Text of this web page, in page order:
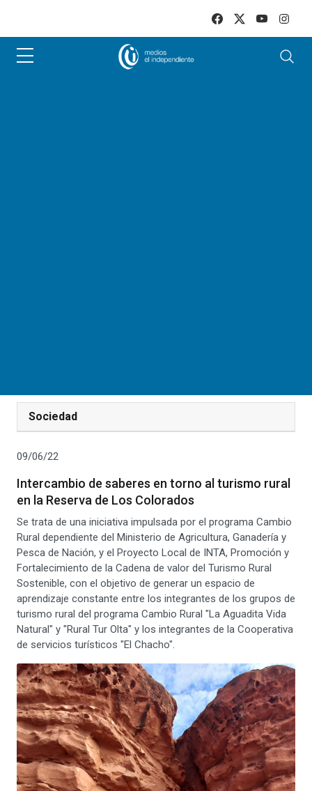
Sociedad
09/06/22
Intercambio de saberes en torno al turismo rural
en la Reserva de Los Colorados
Se trata de una iniciativa impulsada por el programa Cambio
Rural dependiente del Ministerio de Agricultura, Ganadería y
Pesca de Nación, y el Proyecto Local de INTA, Promoción y
Fortalecimiento de la Cadena de valor del Turismo Rural
Sostenible, con el objetivo de generar un espacio de
aprendizaje constante entre los integrantes de los grupos de
turismo rural del programa Cambio Rural "La Aguadita Vida
Natural" y "Rural Tur Olta" y los integrantes de la Cooperativa
de servicios turísticos "El Chacho".